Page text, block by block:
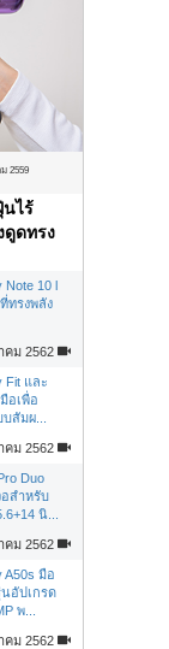
2559
ไร้
ดูดทรง
Note 10 l
ทรงพลัง
คม 2562
Fit และ
อเพื่อ
สัมผ...
คม 2562
Duo
สำหรับ
นิ...
คม 2562
A50s มือ
อัปเกรด
พ...
คม 2562